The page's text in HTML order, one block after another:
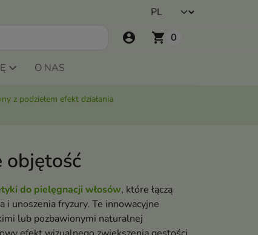
account_circle shopping_cart 0
O NAS
z podziełem efekt działania
objętość
do pielęgnacji włosów, które łączą
i unoszenia fryzury. Te innowacyjne
lub pozbawionymi naturalnej